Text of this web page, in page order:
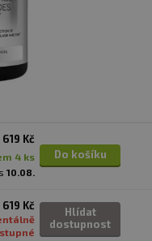
619 Kč
4 ks
10.08.
Do košíku
619 Kč
Hlídat
dostupnost